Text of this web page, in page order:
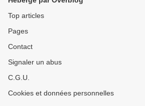
Top articles
Pages
Contact
Signaler un abus
C.G.U.
Cookies et données personnelles